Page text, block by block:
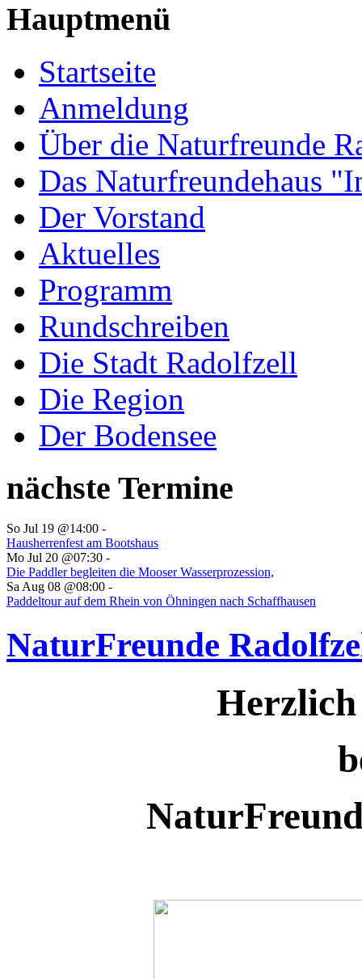
Hauptmenü
Startseite
Anmeldung
Über die Naturfreunde
Das Naturfreundehaus
Der Vorstand
Aktuelles
Programm
Rundschreiben
Die Stadt Radolfzell
Die Region
Der Bodensee
nächste Termine
So Jul 19 @14:00 -
Hausherrenfest am Bootshaus
Mo Jul 20 @07:30 -
Die Paddler begleiten die Mooser Wasserprozession,
Sa Aug 08 @08:00 -
Paddeltour auf dem Rhein von Öhningen nach Schaffhausen
NaturFreunde